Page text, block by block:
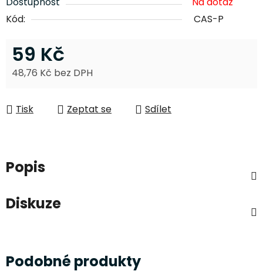
Kód:
CAS-P
59 Kč
48,76 Kč bez DPH
Tisk
Zeptat se Sdílet
Popis
Diskuze
Podobné produkty